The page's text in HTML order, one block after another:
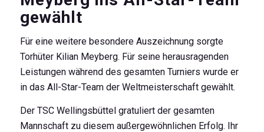
gewählt
Für eine weitere besondere Auszeichnung sorgte
Torhüter Kilian Meyberg. Für seine herausragenden
Leistungen während des gesamten Turniers wurde er
in das All-Star-Team der Weltmeisterschaft gewählt.
Der TSC Wellingsbüttel gratuliert der gesamten
Mannschaft zu diesem außergewöhnlichen Erfolg. Ihr